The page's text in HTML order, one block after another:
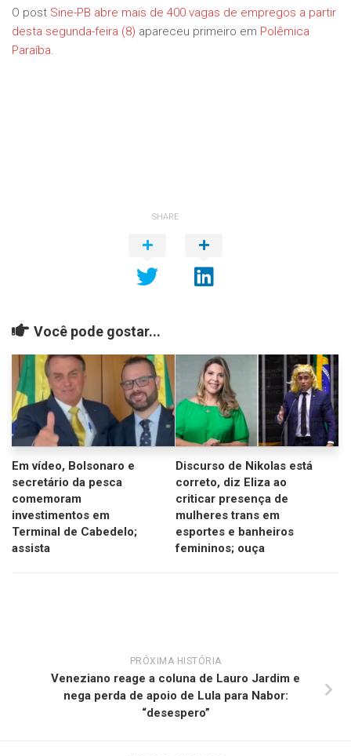
O post Sine-PB abre mais de 400 vagas de empregos a partir
desta segunda-feira (8) apareceu primeiro em Polêmica
Paraíba.
SHARE
Você pode gostar...
Em vídeo, Bolsonaro e
secretário da pesca
comemoram
investimentos em
Terminal de Cabedelo;
assista
Discurso de Nikolas está
correto, diz Eliza ao
criticar presença de
mulheres trans em
esportes e banheiros
femininos; ouça
PRÓXIMA HISTÓRIA
Veneziano reage a coluna de Lauro Jardim e
nega perda de apoio de Lula para Nabor:
“desespero”